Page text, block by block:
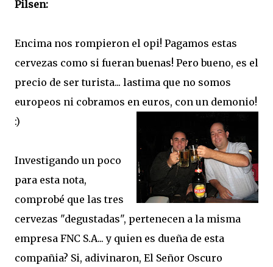
Pilsen:
Encima nos rompieron el opi! Pagamos estas
cervezas como si fueran buenas! Pero bueno, es el
precio de ser turista... lastima que no somos
europeos ni cobramos en euros, con un demonio!
:)
Investigando un poco
para esta nota,
comprobé que las tres
cervezas "degustadas", pertenecen a la misma
empresa FNC S.A... y quien es dueña de esta
compañia? Si, adivinaron, El Señor Oscuro